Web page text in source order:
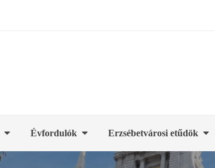
Évfordulók Erzsébetvárosi etűdök